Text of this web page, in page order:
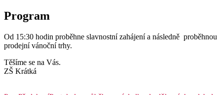
Program
Od 15:30 hodin proběhne slavnostní zahájení a následně proběhnou
prodejní vánoční trhy.
Těšíme se na Vás.
ZŠ Krátká